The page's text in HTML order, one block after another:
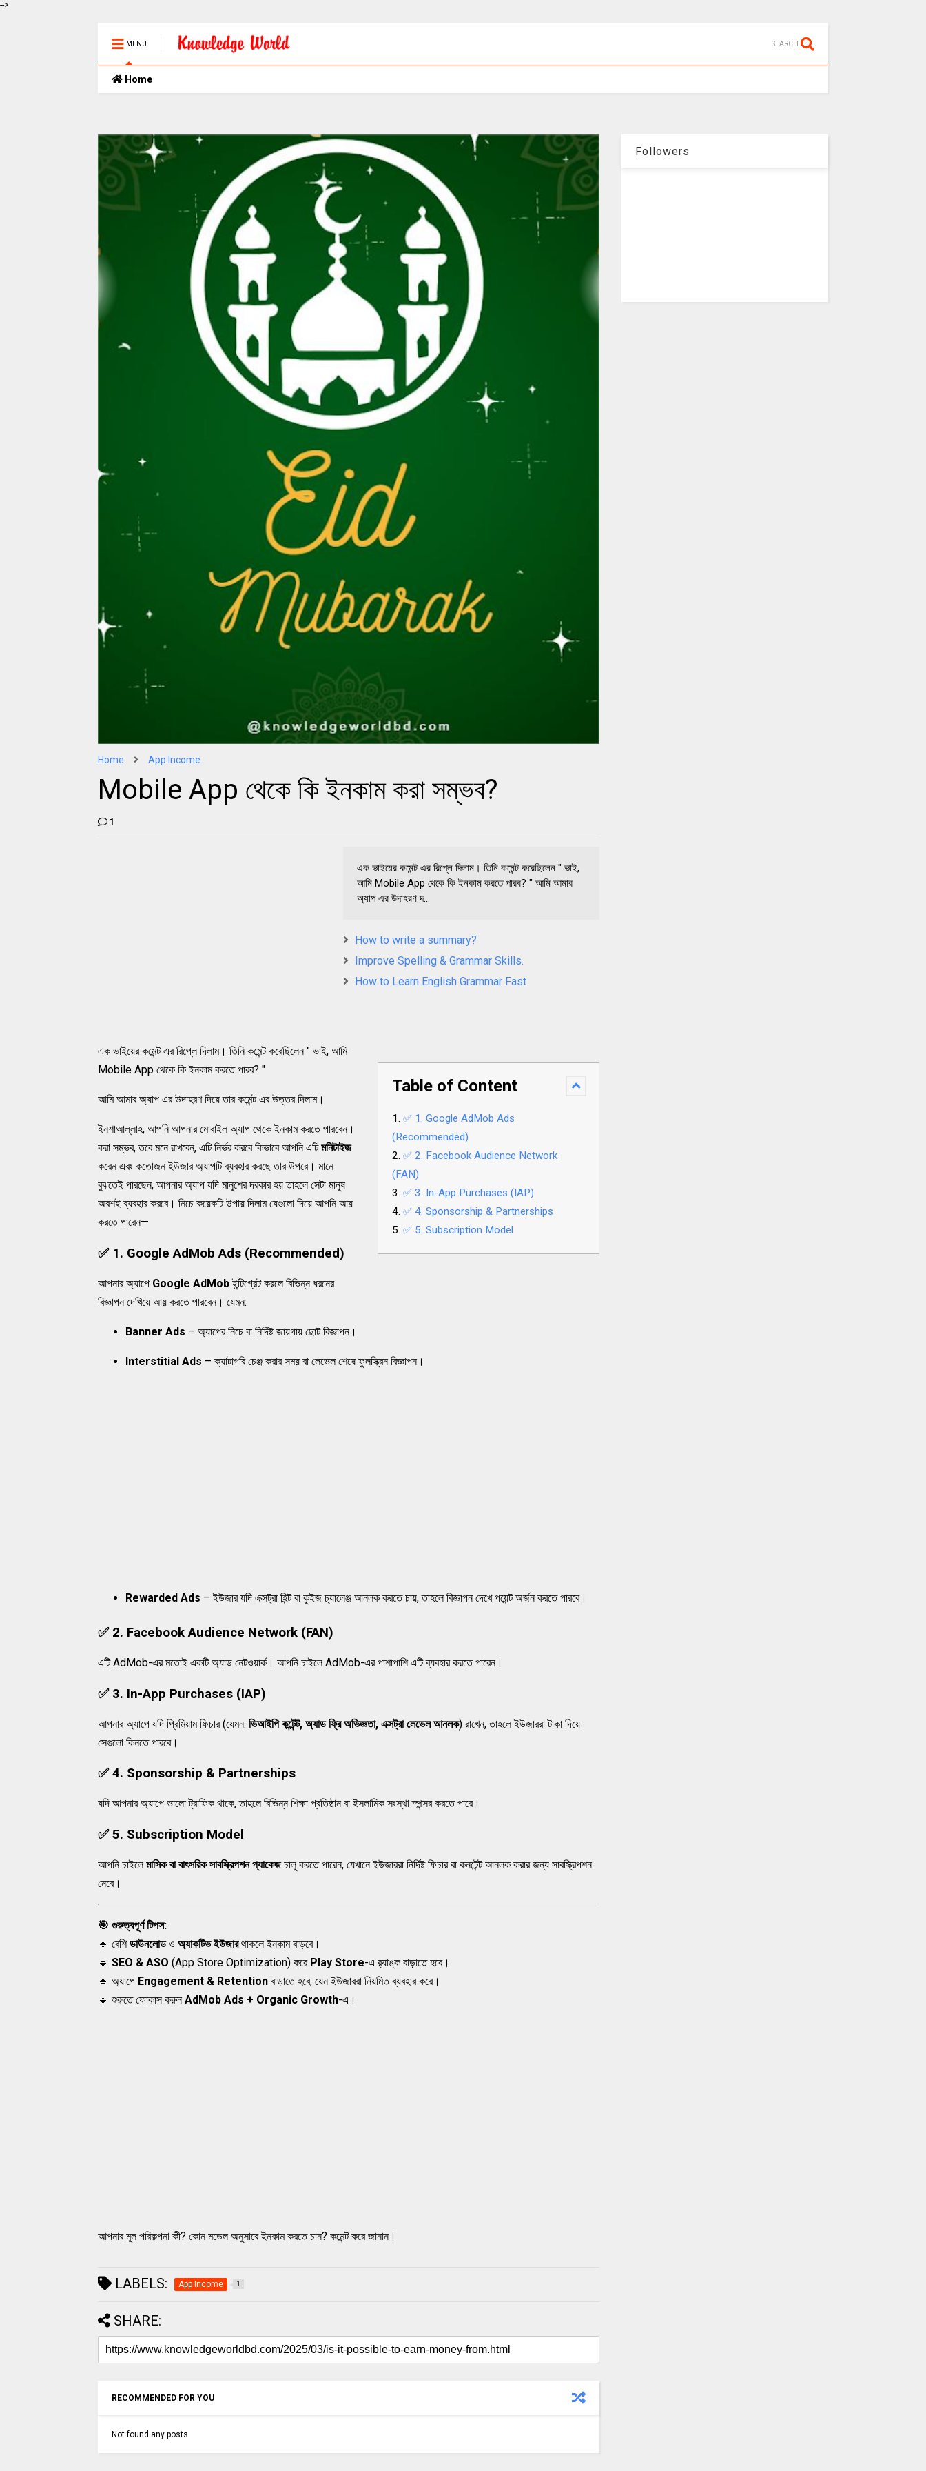
-->
MENU SEARCH
Home
Home App Income
Mobile App থেকে কি ইনকাম করা সম্ভব?
1
এক ভাইয়ের কমেন্ট এর রিপ্লে দিলাম। তিনি কমেন্ট করেছিলেন " ভাই,
আমি Mobile App থেকে কি ইনকাম করতে পারব? " আমি আমার
অ্যাপ এর উদাহরণ দ...
How to write a summary?
Improve Spelling & Grammar Skills.
How to Learn English Grammar Fast
Table of Content
✅ 1. Google AdMob Ads
(Recommended)
✅ 2. Facebook Audience Network
(FAN)
✅ 3. In-App Purchases (IAP)
✅ 4. Sponsorship & Partnerships
✅ 5. Subscription Model
এক ভাইয়ের কমেন্ট এর রিপ্লে দিলাম। তিনি কমেন্ট করেছিলেন " ভাই, আমি
Mobile App থেকে কি ইনকাম করতে পারব? "
আমি আমার অ্যাপ এর উদাহরণ দিয়ে তার কমেন্ট এর উত্তর দিলাম।
ইনশাআল্লাহ, আপনি আপনার মোবাইল অ্যাপ থেকে ইনকাম করতে পারবেন।
করা সম্ভব, তবে মনে রাখবেন, এটি নির্ভর করবে কিভাবে আপনি এটিমনিটাইজ
করেন এবং কতোজন ইউজার অ্যাপটি ব্যবহার করছে তার উপরে। মানে
বুঝতেই পারছেন, আপনার অ্যাপ যদি মানুশের দরকার হয় তাহলে সেটা মানুষ
অবশই ব্যবহার করবে। নিচে কয়েকটি উপায় দিলাম যেগুলো দিয়ে আপনি আয়
করতে পারেন—
✅ 1. Google AdMob Ads (Recommended)
আপনার অ্যাপে Google AdMobইন্টিগ্রেট করলে বিভিন্ন ধরনের
বিজ্ঞাপন দেখিয়ে আয় করতে পারবেন। যেমন:
Banner Ads – অ্যাপের নিচে বা নির্দিষ্ট জায়গায় ছোট বিজ্ঞাপন।
Interstitial Ads – ক্যাটাগরি চেঞ্জ করার সময় বা লেভেল শেষে ফুলস্ক্রিন বিজ্ঞাপন।
Rewarded Ads – ইউজার যদি এক্সট্রা হিন্ট বা কুইজ চ্যালেঞ্জ আনলক করতে চায়, তাহলে বিজ্ঞাপন দেখে পয়েন্ট অর্জন করতে পারবে।
✅ 2. Facebook Audience Network (FAN)
এটি AdMob-এর মতোই একটি অ্যাড নেটওয়ার্ক। আপনি চাইলে AdMob-এর পাশাপাশি এটি ব্যবহার করতে পারেন।
✅ 3. In-App Purchases (IAP)
আপনার অ্যাপে যদি প্রিমিয়াম ফিচার (যেমন: ভিআইপি কন্টেন্ট, অ্যাড ফ্রি অভিজ্ঞতা, এক্সট্রা লেভেল আনলক) রাখেন, তাহলে ইউজাররা টাকা দিয়ে
সেগুলো কিনতে পারবে।
✅4. Sponsorship & Partnerships
যদি আপনার অ্যাপে ভালো ট্রাফিক থাকে, তাহলে বিভিন্ন শিক্ষা প্রতিষ্ঠান বা ইসলামিক সংস্থা স্পন্সর করতে পারে।
✅5. Subscription Model
আপনি চাইলেমাসিক বা বাৎসরিক সাবস্ক্রিপশন প্যাকেজচালু করতে পারেন, যেখানে ইউজাররা নির্দিষ্ট ফিচার বা কনটেন্ট আনলক করার জন্য সাবস্ক্রিপশন
নেবে।
🎯 গুরুত্বপূর্ণ টিপস:
🔹 বেশিডাউনলোডও অ্যাকটিভ ইউজারথাকলে ইনকাম বাড়বে।
🔹 SEO & ASO (App Store Optimization) করে Play Store-এ র‍্যাঙ্ক বাড়াতে হবে।
🔹 অ্যাপে Engagement & Retention বাড়াতে হবে, যেন ইউজাররা নিয়মিত ব্যবহার করে।
🔹 শুরুতে ফোকাস করুনAdMob Ads + Organic Growth-এ।
আপনার মূল পরিকল্পনা কী? কোন মডেল অনুসারে ইনকাম করতে চান? কমেন্ট করে জানান।
LABELS: App Income 1
SHARE:
RECOMMENDED FOR YOU
Not found any posts
Followers